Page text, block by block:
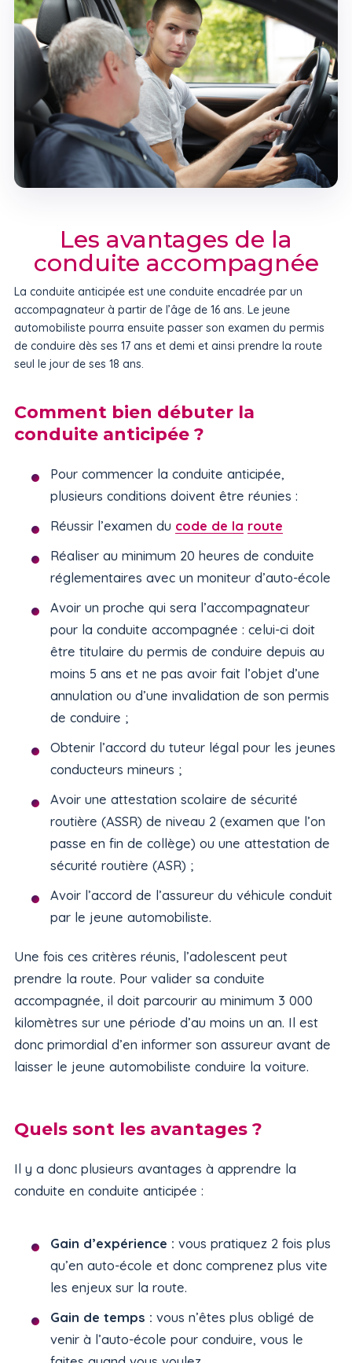
Les avantages de la
conduite accompagnée
La conduite anticipée est une conduite encadrée par un
accompagnateur à partir de l’âge de 16 ans. Le jeune
automobiliste pourra ensuite passer son examen du permis
de conduire dès ses 17 ans et demi et ainsi prendre la route
seul le jour de ses 18 ans.
Comment bien débuter la
conduite anticipée ?
Pour commencer la conduite anticipée,
plusieurs conditions doivent être réunies :
Réussir l’examen du code de la route
Réaliser au minimum 20 heures de conduite
réglementaires avec un moniteur d’auto-école
Avoir un proche qui sera l’accompagnateur
pour la conduite accompagnée : celui-ci doit
être titulaire du permis de conduire depuis au
moins 5 ans et ne pas avoir fait l’objet d’une
annulation ou d’une invalidation de son permis
de conduire ;
Obtenir l’accord du tuteur légal pour les jeunes
conducteurs mineurs ;
Avoir une attestation scolaire de sécurité
routière (ASSR) de niveau 2 (examen que l’on
passe en fin de collège) ou une attestation de
sécurité routière (ASR) ;
Avoir l’accord de l’assureur du véhicule conduit
par le jeune automobiliste.
Une fois ces critères réunis, l’adolescent peut
prendre la route. Pour valider sa conduite
accompagnée, il doit parcourir au minimum 3 000
kilomètres sur une période d’au moins un an. Il est
donc primordial d’en informer son assureur avant de
laisser le jeune automobiliste conduire la voiture.
Quels sont les avantages ?
Il y a donc plusieurs avantages à apprendre la
conduite en conduite anticipée :
Gain d’expérience : vous pratiquez 2 fois plus
qu’en auto-école et donc comprenez plus vite
les enjeux sur la route.
Gain de temps : vous n’êtes plus obligé de
venir à l’auto-école pour conduire, vous le